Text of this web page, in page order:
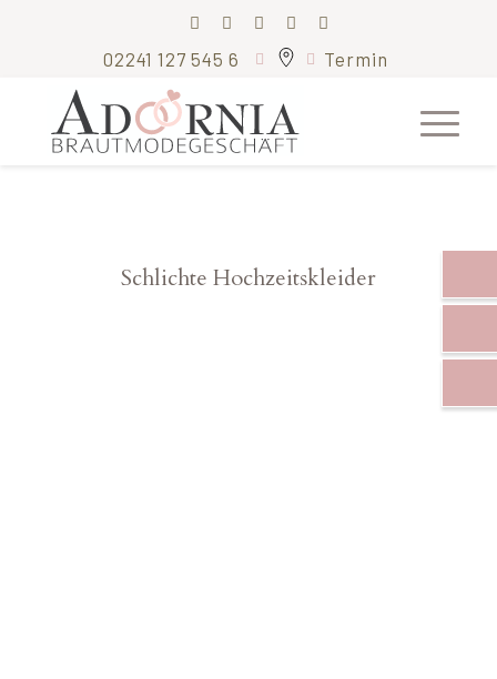
02241 127 545 6 Termin
Schlichte Hochzeitskleider